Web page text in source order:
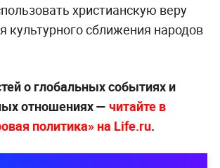
христианскую веру
культурного сближения народов
о глобальных событиях и
отношениях — читайте в
политика» на Life.ru.